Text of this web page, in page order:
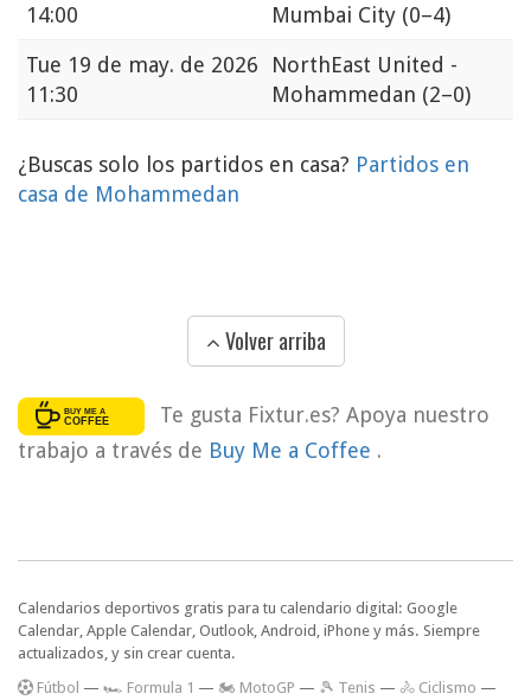
14:00
Mumbai City (0–4)
Tue 19 de may. de 2026
11:30
NorthEast United -
Mohammedan (2–0)
¿Buscas solo los partidos en casa? Partidos en
casa de Mohammedan
Volver arriba
Te gusta Fixtur.es? Apoya nuestro
trabajo a través de Buy Me a Coffee .
Calendarios deportivos gratis para tu calendario digital: Google
Calendar, Apple Calendar, Outlook, Android, iPhone y más. Siempre
actualizados, y sin crear cuenta.
Fútbol — 🏎️ Formula 1 — 🏍 MotoGP — 🎾 Tenis — 🚴 Ciclismo —